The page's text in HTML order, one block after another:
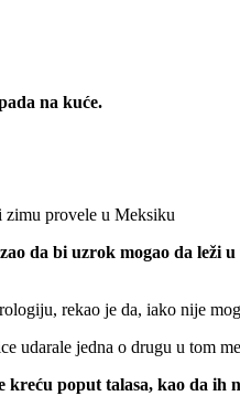
na kuće.
zimu provele u Meksiku
da bi uzrok mogao da leži
rekao je da, iako nije
udarale jedna o drugu u tom
poput talasa, kao da ih